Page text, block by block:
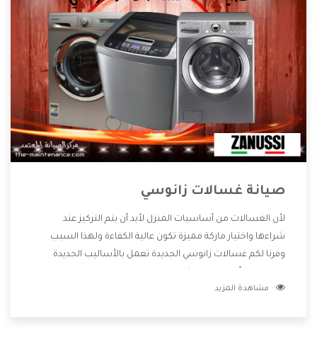
صيانة غسالات زانوسي
لأن الغسالات من أساسيات المنزل لأبد أن يتم التركيز عند
شراءها واختيار ماركة مميزة تكون عالية الكفاءة ولهذا السبب
وفرنا لكم غسالات زانوسي الجديدة تعمل بالأساليب الجديدة
بشراء المنتج وتقدم لنا الشركة أفضل الاسعار المناسبة للعملاء
مشاهدة المزيد